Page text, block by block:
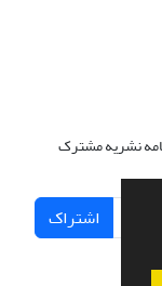
نشریه مشترک
اشتراک